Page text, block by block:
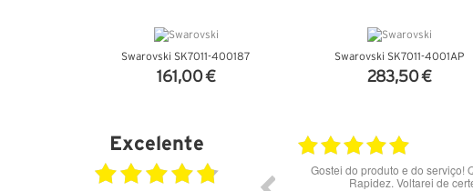
Swarovski SK7011-400187
161,00 €
Swarovski SK7011-4001AP
283,50 €
Excelente
28.07.2026
Bons óculos.
Óculos de excelente qualidade aos melhores
preços